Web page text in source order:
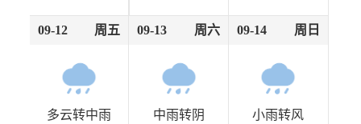
09-12 周五
多云转中雨
09-13 周六
中雨转阴
09-14 周日
小雨转风